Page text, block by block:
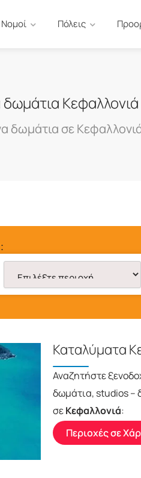
Νομοί Πόλεις
δωμάτια Κεφαλλονιά
δωμάτια σε
Καταλύματα
Αναζητήστε
δωμάτια, studios –
σεΚεφαλλονιά:
Περιοχές σε